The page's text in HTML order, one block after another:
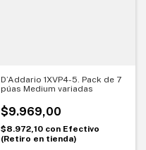
D’Addario 1XVP4-5. Pack de 7
púas Medium variadas
$9.969,00
$8.972,10 con Efectivo
(Retiro en tienda)